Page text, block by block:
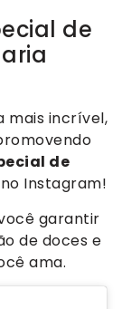
de
mais incrível,
de
no Instagram!
garantir
de doces e
ama.